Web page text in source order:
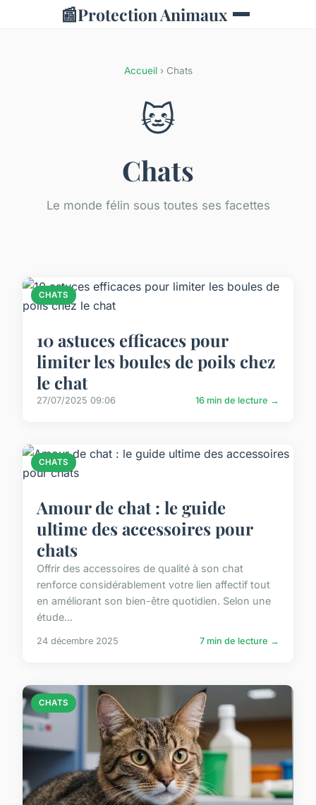
📰Protection Animaux
Accueil› Chats
🐱
Chats
Le monde félin sous toutes ses facettes
CHATS
10 astuces efficaces pour
limiter les boules de poils chez
le chat
27/07/2025 09:06 16 min de lecture →
CHATS
Amour de chat : le guide
ultime des accessoires pour
chats
Offrir des accessoires de qualité à son chat
renforce considérablement votre lien affectif tout
en améliorant son bien-être quotidien. Selon une
étude...
24 décembre 2025 7 min de lecture →
CHATS